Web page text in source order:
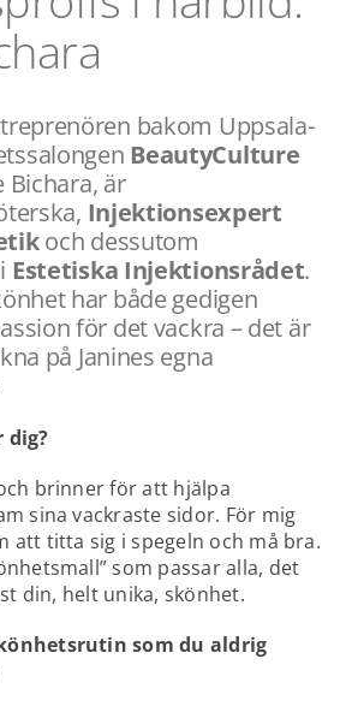
PODD
KARRIÄR
bakom Uppsala-
BeautyCulture
Bichara, är
Injektionsexpert
och dessutom
Estetiska Injektionsrådet.
har både gedigen
för det vackra – det är
på Janines egna
dig?
brinner för att hjälpa
sina vackraste sidor. För mig
att titta sig i spegeln och må bra.
som passar alla, det
din, helt unika, skönhet.
som du aldrig